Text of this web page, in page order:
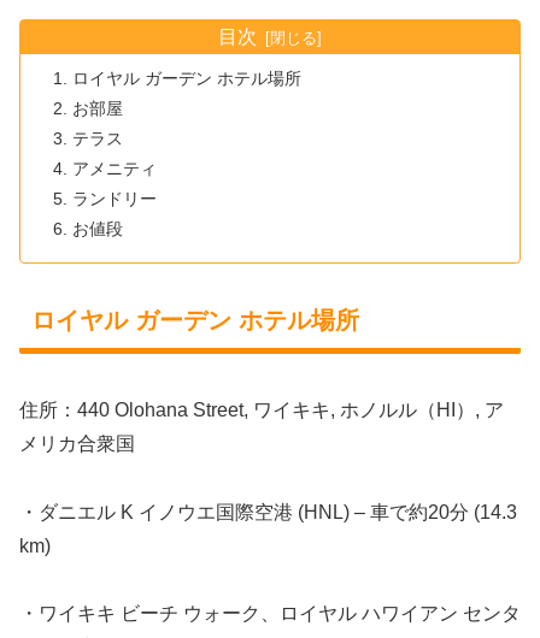
目次
ロイヤル ガーデン ホテル場所
お部屋
テラス
アメニティ
ランドリー
お値段
ロイヤル ガーデン ホテル場所
住所：440 Olohana Street, ワイキキ, ホノルル（HI）, ア
メリカ合衆国
・ダニエル K イノウエ国際空港 (HNL) – 車で約20分 (14.3
km)
・ワイキキ ビーチ ウォーク、ロイヤル ハワイアン センタ